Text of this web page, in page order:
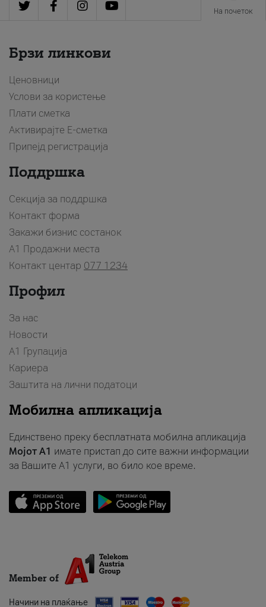
На почеток
Брзи линкови
Ценовници
Услови за користење
Плати сметка
Активирајте Е-сметка
Припејд регистрација
Поддршка
Секција за поддршка
Контакт форма
Закажи бизнис состанок
A1 Продажни места
Контакт центар 077 1234
Профил
За нас
Новости
А1 Групација
Кариера
Заштита на лични податоци
Мобилна апликација
Единствено преку бесплатната мобилна апликација
Мојот A1 имате пристап до сите важни информации
за Вашите A1 услуги, во било кое време.
Member of
Начини на плаќање